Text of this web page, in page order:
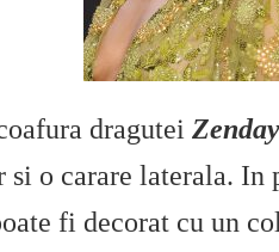
dragutei
o carare laterala. In
fi decorat cu un